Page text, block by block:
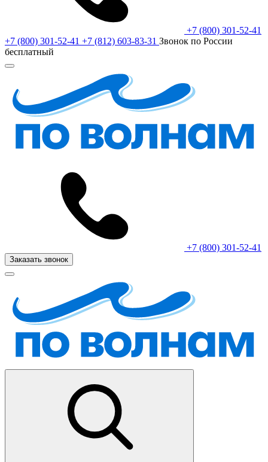
+7 (800) 301-52-41
+7 (800) 301-52-41 +7 (812) 603-83-31 Звонок по России
бесплатный
+7 (800) 301-52-41
Заказать звонок